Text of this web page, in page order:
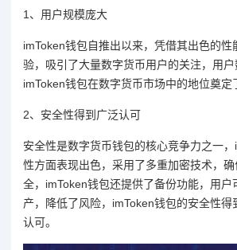
1、用户规模庞大
imToken钱包自推出以来，凭借其出色的性
验，吸引了大量数字货币用户的关注，用
imToken钱包在数字货币市场中的地位奠定
2、安全性得到广泛认可
安全性是数字货币钱包的核心竞争力之一
性方面表现出色，采用了多重加密技术，
全，imToken钱包还提供了备份功能，用户
产，降低了风险，imToken钱包的安全性得
认可。